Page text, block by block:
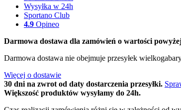
Wysyłka w 24h
Sportano Club
4.9 Opineo
Darmowa dostawa dla zamówień o wartości powyżej
Darmowa dostawa nie obejmuje przesyłek
Więcej o dostawie
30 dni na zwrot od daty dostarczenia przesyłki.
Większość produktów wysyłamy do 24h.